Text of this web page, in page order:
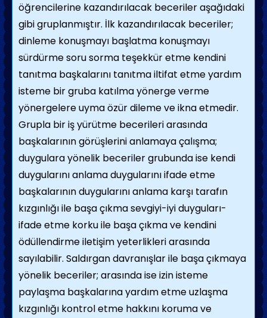
öğrencilerine kazandırılacak beceriler aşağıdaki
gibi gruplanmıştır. İlk kazandırılacak beceriler;
dinleme konuşmayı başlatma konuşmayı
sürdürme soru sorma teşekkür etme kendini
tanıtma başkalarını tanıtma iltifat etme yardım
isteme bir gruba katılma yönerge verme
yönergelere uyma özür dileme ve ikna etmedir.
Grupla bir iş yürütme becerileri arasında
başkalarının görüşlerini anlamaya çalışma;
duygulara yönelik beceriler grubunda ise kendi
duygularını anlama duygularını ifade etme
başkalarının duygularını anlama karşı tarafın
kızgınlığı ile başa çıkma sevgiyi-iyi duyguları-
ifade etme korku ile başa çıkma ve kendini
ödüllendirme iletişim yeterlikleri arasında
sayılabilir. Saldırgan davranışlar ile başa çıkmaya
yönelik beceriler; arasında ise izin isteme
paylaşma başkalarına yardım etme uzlaşma
kızgınlığı kontrol etme hakkını koruma ve